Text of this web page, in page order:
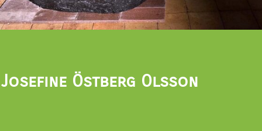
Josefine Östberg Olsson